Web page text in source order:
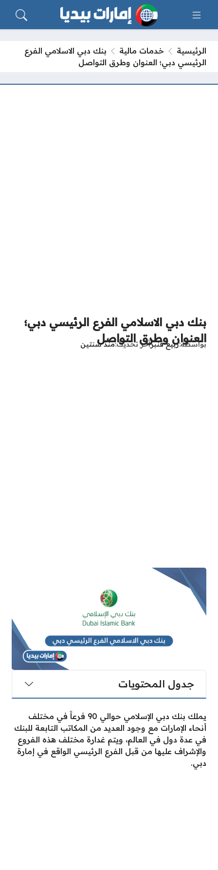
الرئيسية خدمات مالية
بنك دبي الاسلامي الفرع
الرئيسي دبي؛ العنوان وطرق التواصل
بنك دبي الاسلامي الفرع الرئيسي دبي؛
العنوان وطرق التواصل
بواسطةربيع قنبرآخر تحديث منذ سنتين
جدول المحتويات
يملك بنك دبي الإسلامي حوالي 90 فرعاََ في مختلف
أنحاء الإمارات مع وجود العديد من المكاتب التابعة للبنك
في عدة دول في العالم، ويتم غدارة مختلف هذه الفروع
والإشراف عليها من قبل الفرع الرئيسي الواقع في إمارة
دبي.